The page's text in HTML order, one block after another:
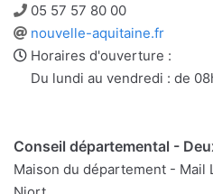
Téléphone
05 57 57 80 00
Site
web
nouvelle-aquitaine.fr
Horaires d'ouverture :
Du lundi au vendredi : de
Conseil départemental -
Maison du département - Mail